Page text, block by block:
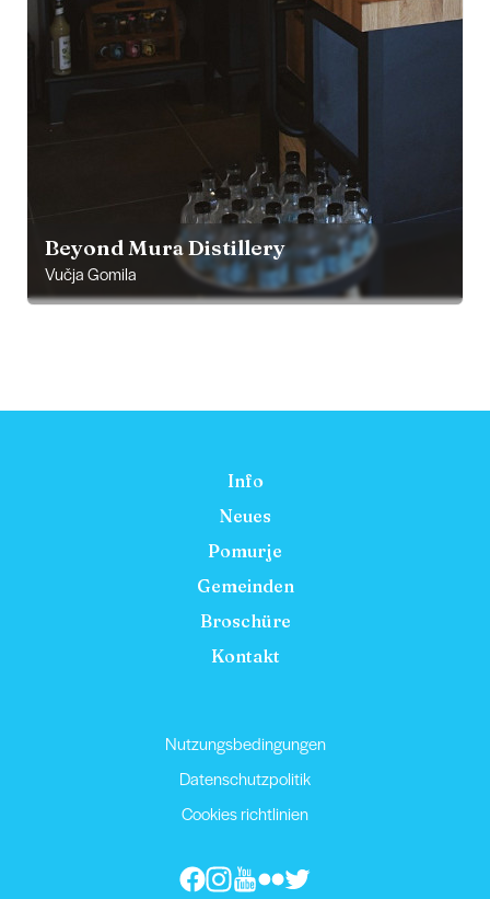
Beyond Mura Distillery
Vučja Gomila
Info
Neues
Pomurje
Gemeinden
Broschüre
Kontakt
Nutzungsbedingungen
Datenschutzpolitik
Cookies richtlinien